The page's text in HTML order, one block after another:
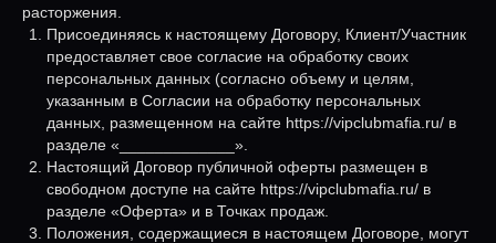
расторжения.
Присоединяясь к настоящему Договору, Клиент/Участник
предоставляет свое согласие на обработку своих
персональных данных (согласно объему и целям,
указанным в Согласии на обработку персональных
данных, размещенном на сайте https://vipclubmafia.ru/ в
разделе «_____________».
Настоящий Договор публичной оферты размещен в
свободном доступе на сайте https://vipclubmafia.ru/ в
разделе «Оферта» и в Точках продаж.
Положения, содержащиеся в настоящем Договоре, могут